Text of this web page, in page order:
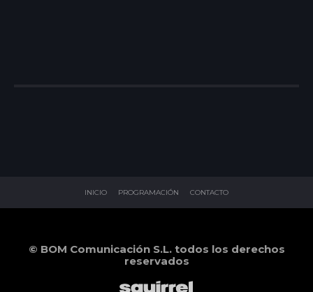
INICIO PROGRAMACIÓN CONTACTO
© BOM Comunicación S.L. todos los derechos
reservados